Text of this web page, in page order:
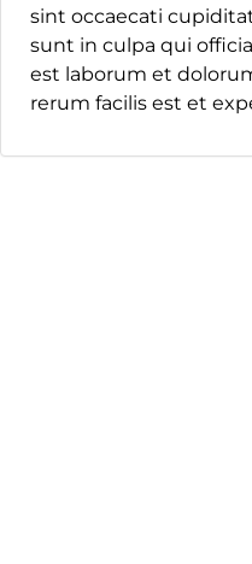
sint occaecati
sunt in culpa qui
est laborum et
rerum facilis est et